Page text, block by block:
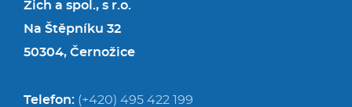
Zich a spol., s r.o.
Na Štěpníku 32
50304, Černožice
Telefon: (+420) 495 422 199